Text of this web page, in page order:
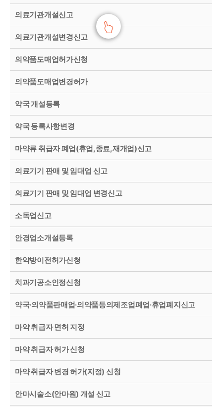
의료기관개설신고
의료기관개설변경신고
의약품도매업허가신청
의약품도매업변경허가
약국 개설등록
약국 등록사항변경
마약류 취급자 폐업(휴업,종료,재개업)신고
의료기기 판매 및 임대업 신고
의료기기 판매 및 임대업 변경신고
소독업신고
안경업소개설등록
한약방이전허가신청
치과기공소인정신청
약국·의약품판매업·의약품등의제조업폐업·휴업폐지신고
마약 취급자 면허 지정
마약 취급자 허가 신청
마약 취급자 변경 허가(지정) 신청
안마시술소(안마원) 개설 신고